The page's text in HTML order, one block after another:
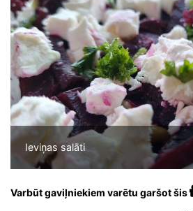
Ieviņas salāti
Varbūt gaviļniekiem varētu garšot šis